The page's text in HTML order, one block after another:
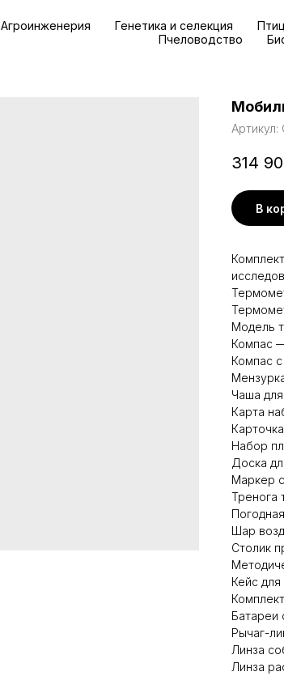
Агроинженерия Генетика и селекция
Пчеловодство
Артикул:
314
В
Модель
Компас
Компас
Чаша
Карта
Набор
Доска
Маркер
Тренога
Шар
Столик
Кейс
Батареи
Рычаг-
Линза
Линза